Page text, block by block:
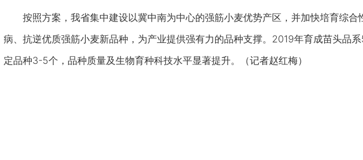
按照方案，我省集中建设以冀中南为中心的强筋小麦优势产区，并加快培育综合
病、抗逆优质强筋小麦新品种，为产业提供强有力的品种支撑。2019年育成苗头品
定品种3-5个，品种质量及生物育种科技水平显著提升。（记者赵红梅）